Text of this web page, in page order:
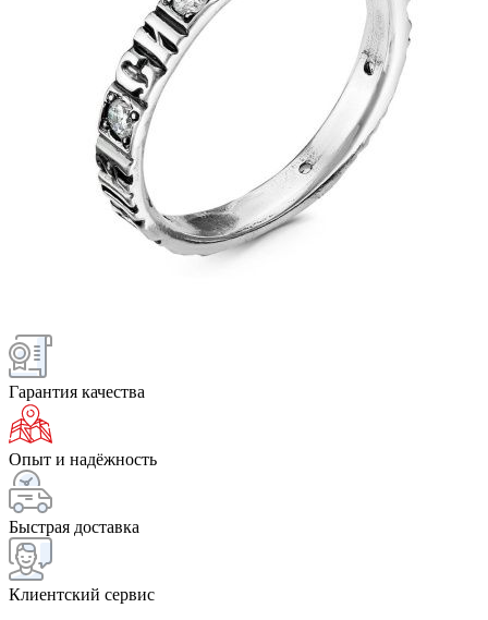
Гарантия качества
Опыт и надёжность
Быстрая доставка
Клиентский сервис